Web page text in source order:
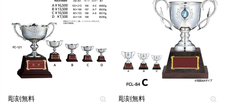
彫刻無料 彫刻無料